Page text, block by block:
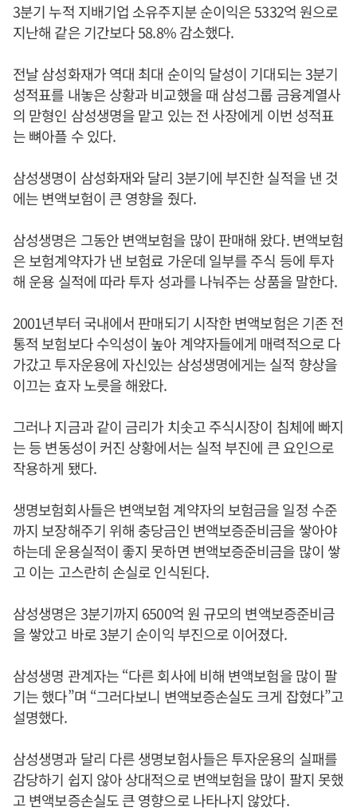
3분기 누적 지배기업 소유주지분 순이익은 5332억 원으로
지난해 같은 기간보다 58.8% 감소했다.
전날 삼성화재가 역대 최대 순이익 달성이 기대되는 3분기
성적표를 내놓은 상황과 비교했을 때 삼성그룹 금융계열사
의 맏형인 삼성생명을 맡고 있는 전 사장에게 이번 성적표
는 뼈아플 수 있다.
삼성생명이 삼성화재와 달리 3분기에 부진한 실적을 낸 것
에는 변액보험이 큰 영향을 줬다.
삼성생명은 그동안 변액보험을 많이 판매해 왔다. 변액보험
은 보험계약자가 낸 보험료 가운데 일부를 주식 등에 투자
해 운용 실적에 따라 투자 성과를 나눠주는 상품을 말한다.
2001년부터 국내에서 판매되기 시작한 변액보험은 기존 전
통적 보험보다 수익성이 높아 계약자들에게 매력적으로 다
가갔고 투자운용에 자신있는 삼성생명에게는 실적 향상을
이끄는 효자 노릇을 해왔다.
그러나 지금과 같이 금리가 치솟고 주식시장이 침체에 빠지
는 등 변동성이 커진 상황에서는 실적 부진에 큰 요인으로
작용하게 됐다.
생명보험회사들은 변액보험 계약자의 보험금을 일정 수준
까지 보장해주기 위해 충당금인 변액보증준비금을 쌓아야
하는데 운용실적이 좋지 못하면 변액보증준비금을 많이 쌓
고 이는 고스란히 손실로 인식된다.
삼성생명은 3분기까지 6500억 원 규모의 변액보증준비금
을 쌓았고 바로 3분기 순이익 부진으로 이어졌다.
삼성생명 관계자는 “다른 회사에 비해 변액보험을 많이 팔
기는 했다”며 “그러다보니 변액보증손실도 크게 잡혔다”고
설명했다.
삼성생명과 달리 다른 생명보험사들은 투자운용의 실패를
감당하기 쉽지 않아 상대적으로 변액보험을 많이 팔지 못했
고 변액보증손실도 큰 영향으로 나타나지 않았다.